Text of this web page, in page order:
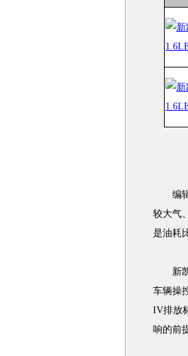
编辑
较大气
是油耗
新凯
车辆操
IV排放
响的前